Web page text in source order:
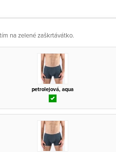
na zelené zaškrtávátko.
petrolejová, aqua